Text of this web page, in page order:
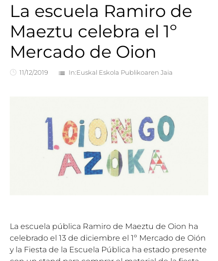
La escuela Ramiro de
Maeztu celebra el 1º
Mercado de Oion
11/12/2019 list In:Euskal Eskola Publikoaren Jaia
La escuela pública Ramiro de Maeztu de Oion ha
celebrado el 13 de diciembre el 1º Mercado de Oión
y la Fiesta de la Escuela Pública ha estado presente